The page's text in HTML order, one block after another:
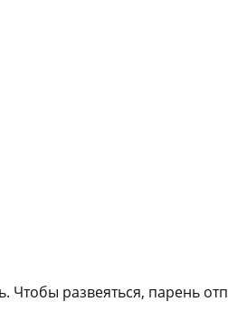
развеяться, парень